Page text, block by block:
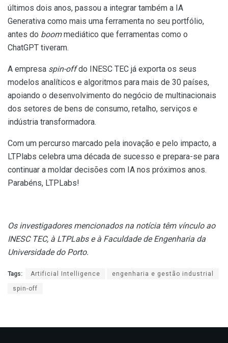
últimos dois anos, passou a integrar também a IA
Generativa como mais uma ferramenta no seu portfólio,
antes do boommediático que ferramentas como o
ChatGPT tiveram.
A empresa spin-offdo INESC TEC já exporta os seus
modelos analíticos e algoritmos para mais de 30 países,
apoiando o desenvolvimento do negócio de multinacionais
dos setores de bens de consumo, retalho, serviços e
indústria transformadora.
Com um percurso marcado pela inovação e pelo impacto, a
LTPlabs celebra uma década de sucesso e prepara-se para
continuar a moldar decisões com IA nos próximos anos.
Parabéns, LTPLabs!
Os investigadores mencionados na notícia têm vínculo ao
INESC TEC, à LTPLabs e à Faculdade de Engenharia da
Universidade do Porto.
Tags: Artificial Intelligence engenharia e gestão industrial
spin-off